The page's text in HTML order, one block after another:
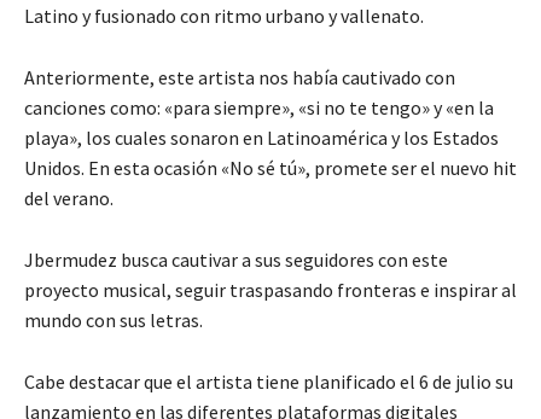
Latino y fusionado con ritmo urbano y vallenato.
Anteriormente, este artista nos había cautivado con
canciones como: «para siempre», «si no te tengo» y «en la
playa», los cuales sonaron en Latinoamérica y los Estados
Unidos. En esta ocasión «No sé tú», promete ser el nuevo hit
del verano.
Jbermudez busca cautivar a sus seguidores con este
proyecto musical, seguir traspasando fronteras e inspirar al
mundo con sus letras.
Cabe destacar que el artista tiene planificado el 6 de julio su
lanzamiento en las diferentes plataformas digitales